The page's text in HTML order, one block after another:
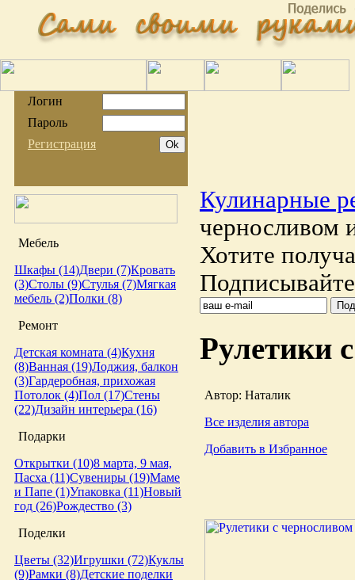
Логин
Пароль
Регистрация
Мебель
Шкафы (14)Двери (7)Кровать
(3)Столы (9)Стулья (7)Мягкая
мебель (2)Полки (8)
Ремонт
Детская комната (4)Кухня
(8)Ванная (19)Лоджия, балкон
(3)Гардеробная, прихожая
Потолок (4)Пол (17)Стены
(22)Дизайн интерьера (16)
Подарки
Открытки (10)8 марта, 9 мая,
Пасха (11)Сувениры (19)Маме
и Папе (1)Упаковка (11)Новый
год (26)Рождество (3)
Поделки
Цветы (32)Игрушки (72)Куклы
(9)Рамки (8)Детские поделки
Кулинарные
черносливом
Хотите
Рулетики
Автор: Наталик
Все изделия автора
Добавить в Избранное